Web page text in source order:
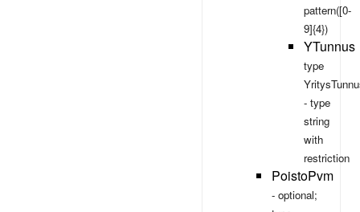
pattern([0-
9]{4})
YTunnus
type
- type
string
with
restriction
PoistoPvm
- optional;